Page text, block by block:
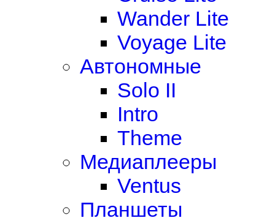
Wander Lite
Voyage Lite
Автономные
Solo II
Intro
Theme
Медиаплееры
Ventus
Планшеты